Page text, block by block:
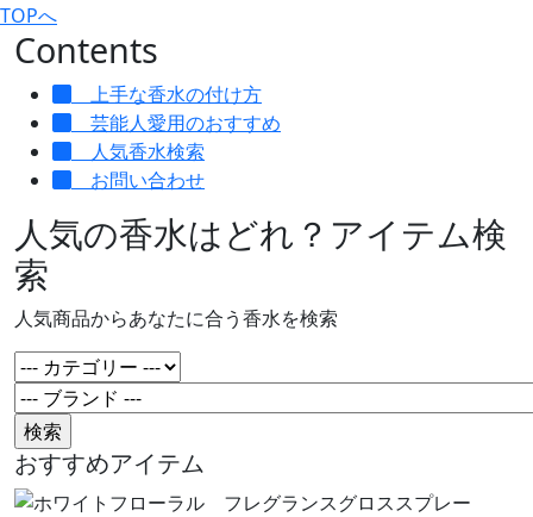
TOPへ
Contents
上手な香水の付け方
芸能人愛用のおすすめ
人気香水検索
お問い合わせ
人気の香水はどれ？アイテム検
索
人気商品からあなたに合う香水を検索
おすすめアイテム